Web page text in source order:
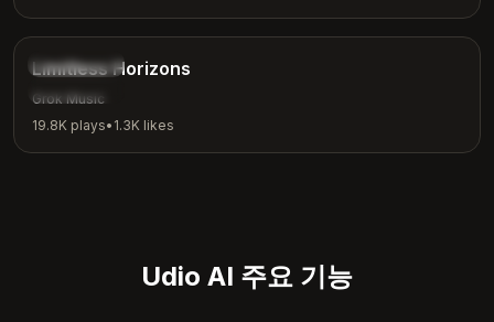
Inspirational
Limitless Horizons
Grok Music
19.8K plays• 1.3K likes
Udio AI 주요 기능